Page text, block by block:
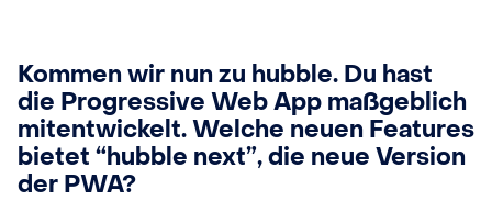
Kommen wir nun zu hubble. Du hast
die Progressive Web App maßgeblich
mitentwickelt. Welche neuen Features
bietet “hubble next”, die neue Version
der PWA?